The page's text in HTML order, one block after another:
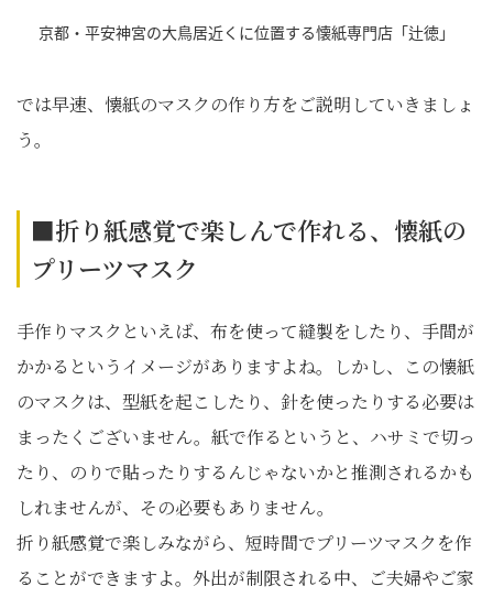
京都・平安神宮の大鳥居近くに位置する懐紙専門店「辻徳」
では早速、懐紙のマスクの作り方をご説明していきましょ
う。
■折り紙感覚で楽しんで作れる、懐紙の
プリーツマスク
手作りマスクといえば、布を使って縫製をしたり、手間が
かかるというイメージがありますよね。しかし、この懐紙
のマスクは、型紙を起こしたり、針を使ったりする必要は
まったくございません。紙で作るというと、ハサミで切っ
たり、のりで貼ったりするんじゃないかと推測されるかも
しれませんが、その必要もありません。
折り紙感覚で楽しみながら、短時間でプリーツマスクを作
ることができますよ。外出が制限される中、ご夫婦やご家